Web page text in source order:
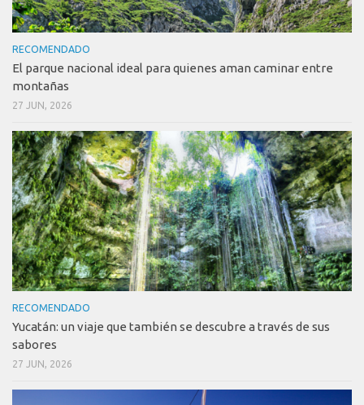
RECOMENDADO
El parque nacional ideal para quienes aman caminar entre
montañas
27 JUN, 2026
RECOMENDADO
Yucatán: un viaje que también se descubre a través de sus
sabores
27 JUN, 2026